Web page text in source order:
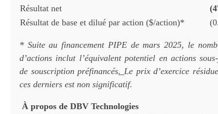
Résultat net
Résultat de base et dilué par action ($/action)*
* Suite au financement PIPE de mars 2025, le
d’actions inclut l’équivalent potentiel en actions
de souscription préfinancés.Le prix d’exercice
ces derniers est non significatif.
À propos de DBV Technologies